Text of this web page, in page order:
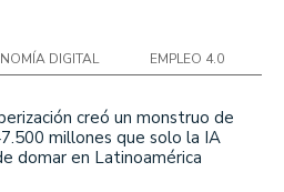
DIGITAL EMPLEO 4.0
creó un monstruo de
millones que solo la IA
domar en Latinoamérica